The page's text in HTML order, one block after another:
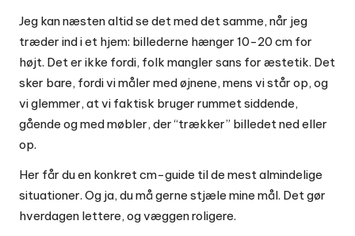
Jeg kan næsten altid se det med det samme, når jeg
træder ind i et hjem: billederne hænger 10-20 cm for
højt. Det er ikke fordi, folk mangler sans for æstetik. Det
sker bare, fordi vi måler med øjnene, mens vi står op, og
vi glemmer, at vi faktisk bruger rummet siddende,
gående og med møbler, der “trækker” billedet ned eller
op.
Her får du en konkret cm-guide til de mest almindelige
situationer. Og ja, du må gerne stjæle mine mål. Det gør
hverdagen lettere, og væggen roligere.